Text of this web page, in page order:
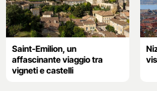
Saint-Emilion, un
affascinante viaggio tra
vigneti e castelli